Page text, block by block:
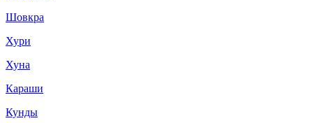
Шовкра
Хури
Хуна
Караши
Кунды